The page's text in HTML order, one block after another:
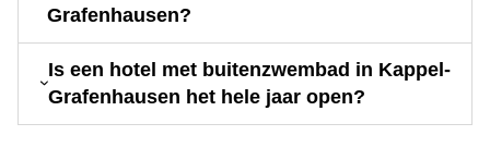
Grafenhausen?
Is een hotel met buitenzwembad in Kappel-
Grafenhausen het hele jaar open?